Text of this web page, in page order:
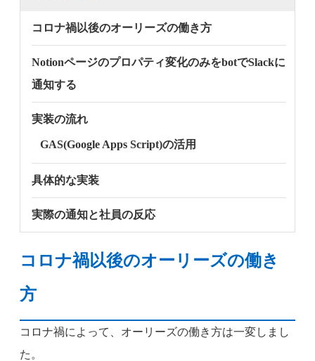
コロナ禍以後のオーリーズの働き方
Notionページのプロパティ変化のみをbotでSlackに
通知する
実装の流れ
GAS(Google Apps Script)の活用
具体的な実装
実際の通知と社員の反応
コロナ禍以後のオーリーズの働き
方
コロナ禍によって、オーリーズの働き方は一変しまし
た。